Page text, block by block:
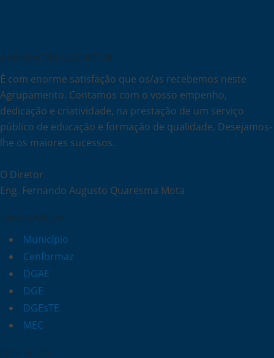
A MENSAGEM DO DIRETOR
É com enorme satisfação que os/as recebemos neste
Agrupamento. Contamos com o vosso empenho,
dedicação e criatividade, na prestação de um serviço
público de educação e formação de qualidade. Desejamos-
lhe os maiores sucessos.
O Diretor
Eng. Fernando Augusto Quaresma Mota
LINKS RÁPIDOS
Município
Cenformaz
DGAE
DGE
DGEsTE
MEC
CONTACTOS